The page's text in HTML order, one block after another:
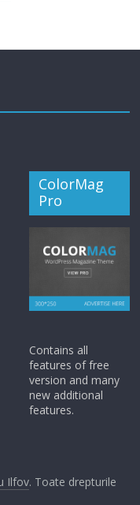
ColorMag
Pro
Contains all
features of free
version and many
new additional
features.
Ilfov. Toate drepturile